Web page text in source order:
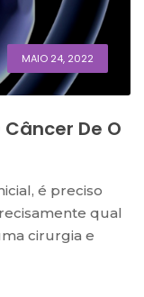
MAIO 24, 2022
De O
é preciso
qual
cirurgia e